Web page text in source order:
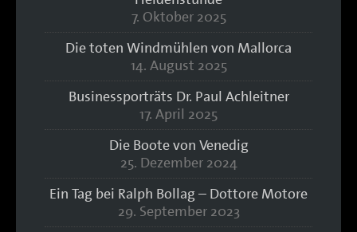
7. Oktober 2025
Die toten Windmühlen von Mallorca
14. August 2025
Businessporträts Dr. Paul Achleitner
17. April 2025
Die Boote von Venedig
25. Dezember 2024
Ein Tag bei Ralph Bollag – Dottore Motore
29. September 2023